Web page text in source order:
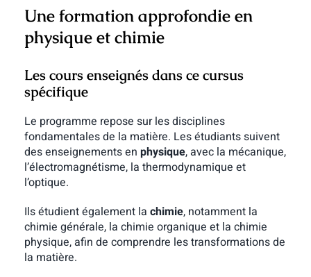
Une formation approfondie en
physique et chimie
Les cours enseignés dans ce cursus
spécifique
Le programme repose sur les disciplines
fondamentales de la matière. Les étudiants suivent
des enseignements en physique, avec la mécanique,
l’électromagnétisme, la thermodynamique et
l’optique.
Ils étudient également la chimie, notamment la
chimie générale, la chimie organique et la chimie
physique, afin de comprendre les transformations de
la matière.